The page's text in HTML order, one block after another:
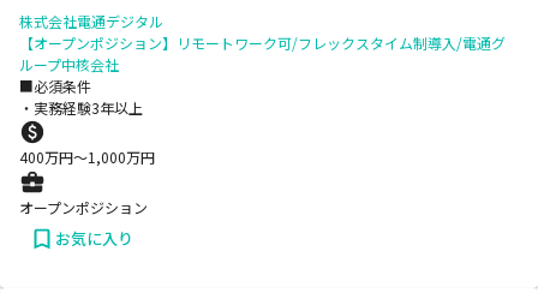
株式会社電通デジタル
【オープンポジション】リモートワーク可/フレックスタイム制導入/電通グ
ループ中核会社
■必須条件
・実務経験3年以上
400万円〜1,000万円
オープンポジション
お気に入り